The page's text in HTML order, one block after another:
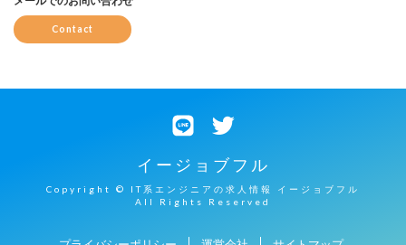
Contact
イージョブフル
Copyright © IT系エンジニアの求人情報 イージョブフル
All Rights Reserved